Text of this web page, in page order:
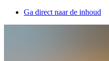
Ga direct naar de inhoud